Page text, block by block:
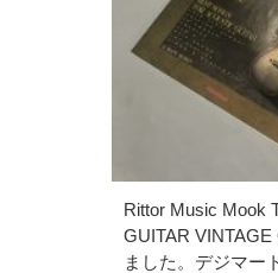
Rittor Music Mook
GUITAR VINTAGE
ました。デジマー